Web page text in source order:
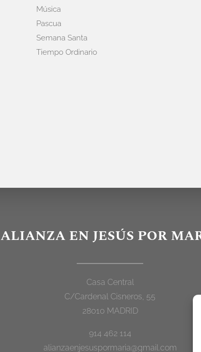
Música
Pascua
Semana Santa
Tiempo Ordinario
ALIANZA EN JESÚS POR
Casa Central
C/Cardenal Cisneros, 55
28010 MADRID
914 462 114
alianzaenjesuspormaria@gmail.com